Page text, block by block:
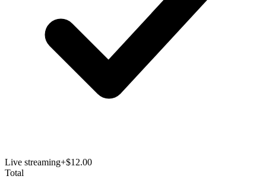
Live streaming+$12.00
Total